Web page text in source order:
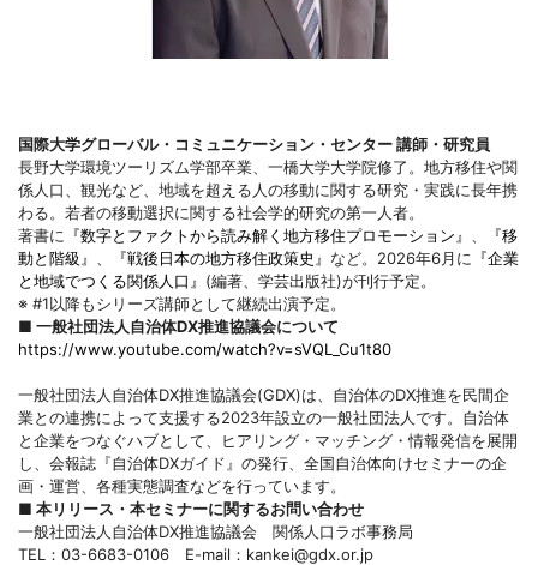
国際大学グローバル・コミュニケーション・センター 講師・研究員
長野大学環境ツーリズム学部卒業、一橋大学大学院修了。地方移住や関
係人口、観光など、地域を超える人の移動に関する研究・実践に長年携
わる。若者の移動選択に関する社会学的研究の第一人者。
著書に
『数字とファクトから読み解く地方移住プロモーション』
『移
動と階級』
『戦後日本の地方移住政策史』 など。2026年6月に
『企業
と地域でつくる関係人口』 (編著、学芸出版社)が刊行予定。
※ #1以降もシリーズ講師として継続出演予定。
■ 一般社団法人自治体DX推進協議会について
https://www.youtube.com/watch?v=sVQL_Cu1t80
一般社団法人自治体DX推進協議会(GDX)は、自治体のDX推進を民間企
業との連携によって支援する2023年設立の一般社団法人です。自治体
と企業をつなぐハブとして、ヒアリング・マッチング・情報発信を展開
し、会報誌『自治体DXガイド』の発行、全国自治体向けセミナーの企
画・運営、各種実態調査などを行っています。
■ 本リリース・本セミナーに関するお問い合わせ
一般社団法人自治体DX推進協議会 関係人口ラボ事務局
TEL：03-6683-0106 E-mail：kankei@gdx.or.jp